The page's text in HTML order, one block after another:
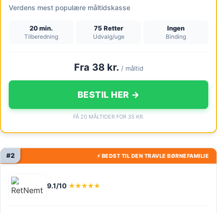
Verdens mest populære måltidskasse
20 min.
Tilberedning
75 Retter
Udvalg/uge
Ingen
Binding
Fra 38 kr. / måltid
BESTIL HER →
FÅ 20 MÅLTIDER FOR 35 KR.
⚡ BEDST TIL DEN TRAVLE BØRNEFAMILIE
#2
9.1/10 ★★★★★